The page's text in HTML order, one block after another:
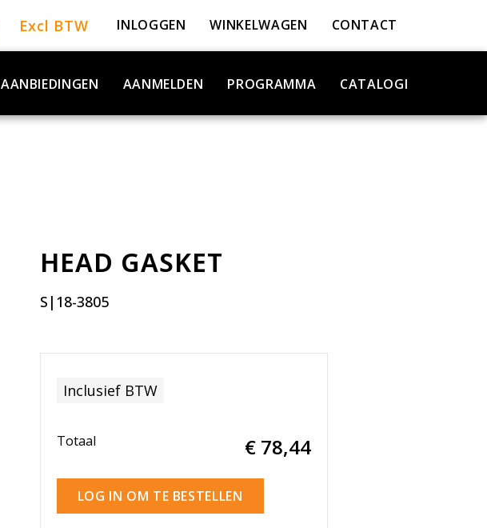
Excl BTW INLOGGEN WINKELWAGEN CONTACT
AANBIEDINGEN AANMELDEN PROGRAMMA CATALOGI
HEAD GASKET
S|18-3805
Inclusief BTW
Totaal € 78,44
LOG IN OM TE BESTELLEN